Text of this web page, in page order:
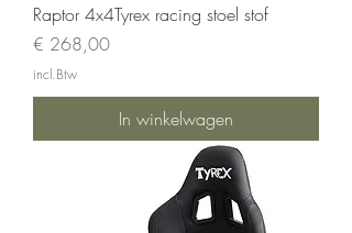
Raptor 4x4Tyrex racing stoel stof
Prijs
€ 268,00
incl.Btw
In winkelwagen